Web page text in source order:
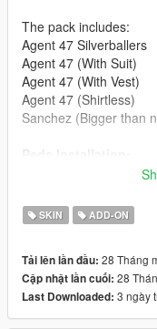
The pack includes:
Agent 47 Silverballers
Agent 47 (With Suit)
Agent 47 (With Vest)
Agent 47 (Shirtless)
Sanchez (Bigger than
https://www.gta5-
ped you want to
Weapon Installation:
SKIN ADD-ON
Tải lên lần đầu: 28 Tháng
Cập nhật lần cuối: 28
Last Downloaded: 3 ngày